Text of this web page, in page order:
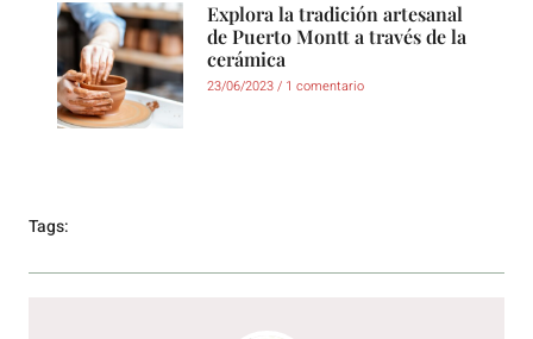
Explora la tradición artesanal
de Puerto Montt a través de la
cerámica
23/06/2023 1 comentario
Tags: